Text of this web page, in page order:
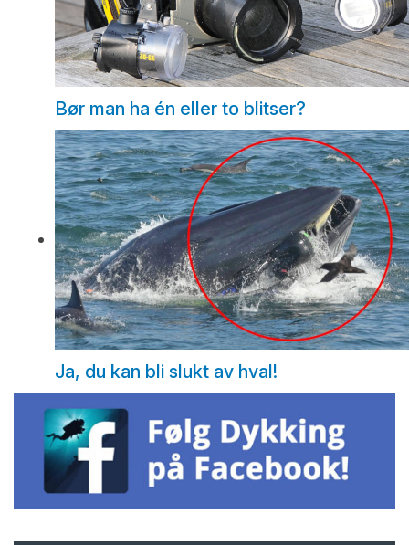
Bør man ha én eller to blitser?
Ja, du kan bli slukt av hval!